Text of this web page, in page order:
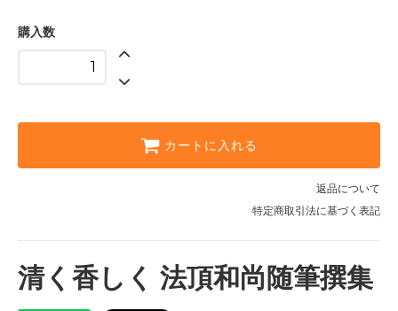
購入数
カートに入れる
返品について
特定商取引法に基づく表記
清く香しく 法頂和尚随筆撰集